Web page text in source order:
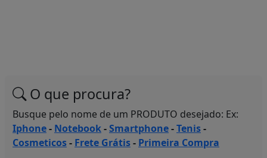
O que procura?
Busque pelo nome de um PRODUTO desejado: Ex:
Iphone- Notebook-Smartphone-Tenis-
Cosmeticos- Frete Grátis- Primeira Compra